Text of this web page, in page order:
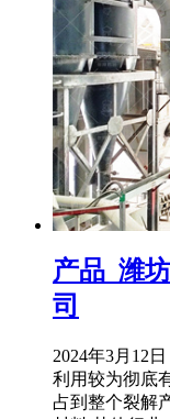
产品_潍
司
2024年3月12
利用较为彻底
占到整个裂解